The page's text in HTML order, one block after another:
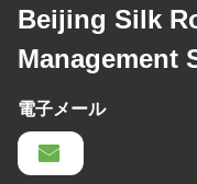
Beijing Silk
Management
電子メール